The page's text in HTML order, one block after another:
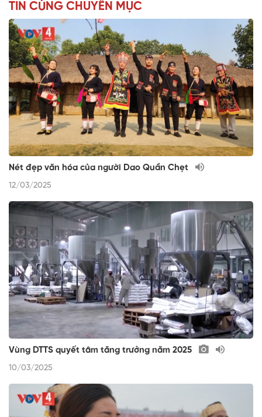
TIN CÙNG CHUYÊN MỤC
Nét đẹp văn hóa của người Dao Quần Chẹt
12/03/2025
Vùng DTTS quyết tâm tăng trưởng năm 2025
10/03/2025